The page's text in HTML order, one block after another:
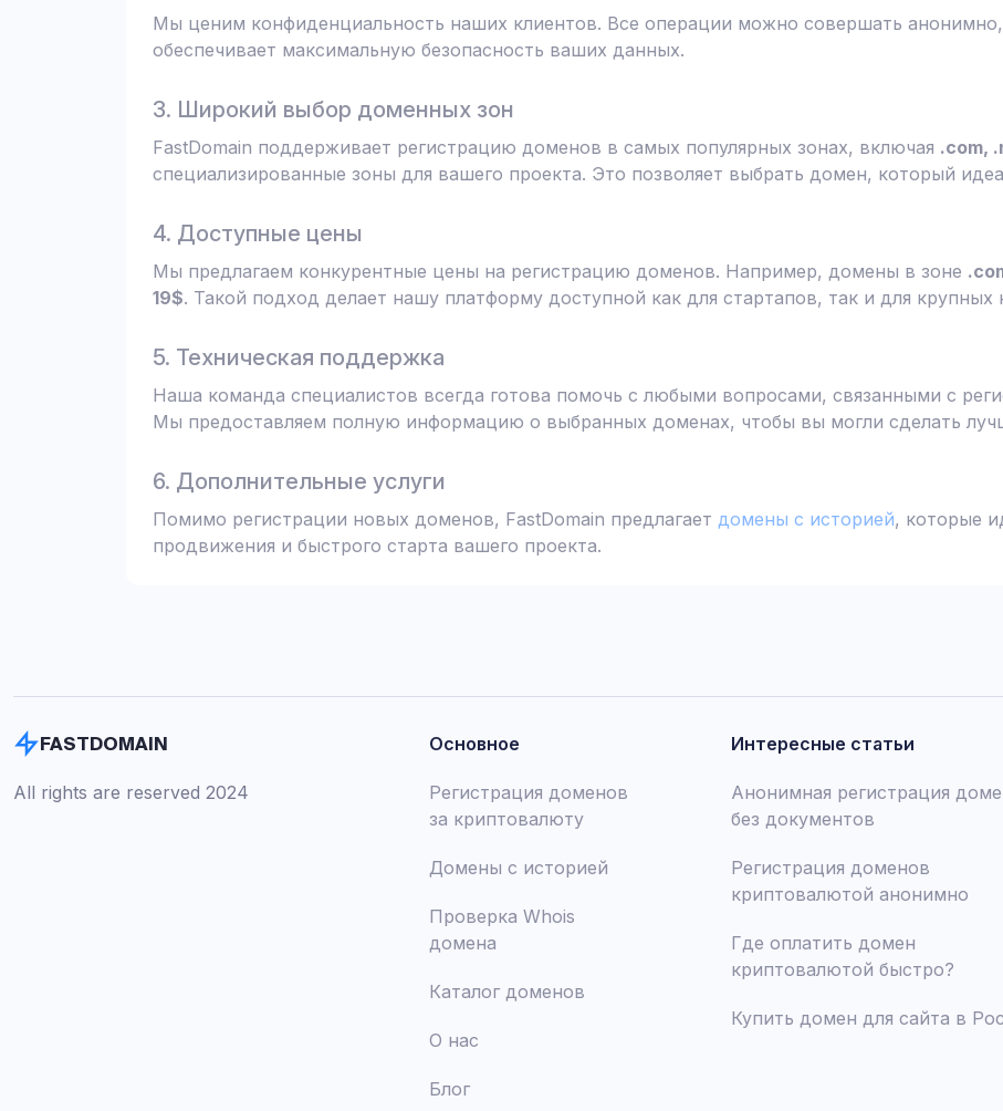
Мы ценим конфиденциальность наших клиентов. Все операции можно совершать анонимно,
обеспечивает максимальную безопасность ваших данных.
3. Широкий выбор доменных зон
FastDomain поддерживает регистрацию доменов в самых популярных зонах, включая .com,
специализированные зоны для вашего проекта. Это позволяет выбрать домен, который
4. Доступные цены
Мы предлагаем конкурентные цены на регистрацию доменов. Например, домены в зоне
19$. Такой подход делает нашу платформу доступной как для стартапов, так и для крупных
5. Техническая поддержка
Наша команда специалистов всегда готова помочь с любыми вопросами, связанными с
Мы предоставляем полную информацию о выбранных доменах, чтобы вы могли сделать
6. Дополнительные услуги
Помимо регистрации новых доменов, FastDomain предлагает домены с историей, которые
продвижения и быстрого старта вашего проекта.
FASTDOMAIN
All rights are reserved 2024
Основное
Регистрация доменов
за криптовалюту
Домены с историей
Проверка Whois
домена
Каталог доменов
О нас
Блог
Интересные статьи
Анонимная регистрация
без документов
Регистрация доменов
криптовалютой анонимно
Где оплатить домен
криптовалютой быстро?
Купить домен для сайта в